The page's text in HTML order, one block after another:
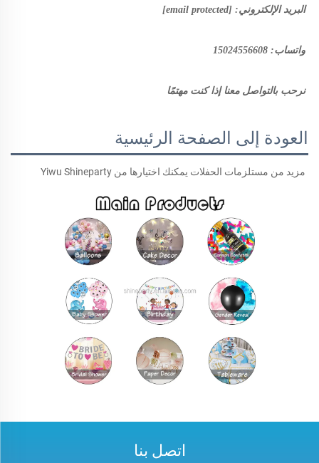
البريد الإلكتروني: [email protected]
واتساب: 15024556608
نرحب بالتواصل معنا إذا كنت مهتمًا
العودة إلى الصفحة الرئيسية
مزيد من مستلزمات الحفلات يمكنك اختيارها من Yiwu Shineparty
اتصل بنا